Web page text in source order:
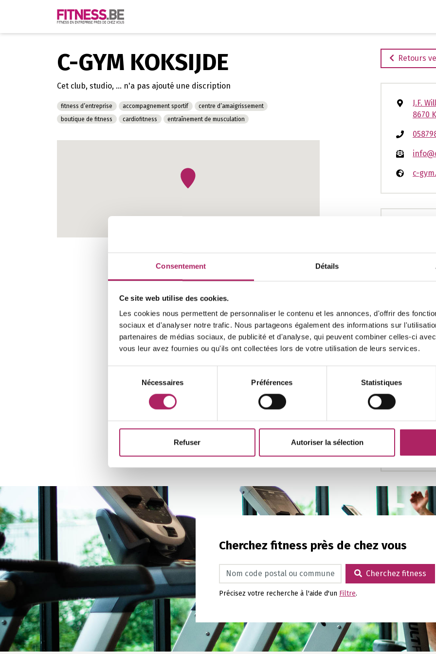
Consentement Détails
Ce site web utilise des cookies.
Les cookies nous permettent de personnaliser le contenu et les annonces, d'offrir des
sociaux et d'analyser notre trafic. Nous partageons également des informations sur
partenaires de médias sociaux, de publicité et d'analyse, qui peuvent combiner celles-ci
vous leur avez fournies ou qu'ils ont collectées lors de votre utilisation de leurs services.
consentement
Nécessaires Préférences Statistiques
Refuser Autoriser la sélection
C-GYM KOKSIJDE
Cet club, studio, ... n'a pas ajouté une discription
fitness d’entreprise accompagnement sportif
centre d’amaigrissement
boutique de fitness
cardiofitness entraînement de musculation
Retours
J.F.
8670
c-
ma
je
ve
sa
Veuillez
sont
de
forme
Cherchez fitness près de chez vous
Cherchez fitness Cherchez fitness
Précisez votre recherche à l'aide d'un Filtre.